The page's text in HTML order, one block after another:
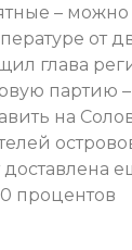
– можно
от
глава
партию –
на
доставлена
процентов